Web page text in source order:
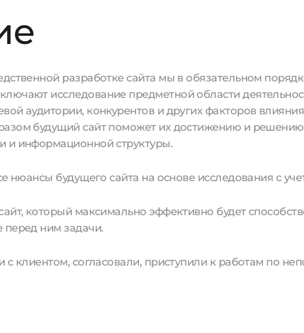
разработке сайта мы в обязательном
исследование предметной области
аудитории, конкурентов и других факторов
будущий сайт поможет их достижению и
и информационной структуры.
нюансы будущего сайта на основе исследования с
который максимально эффективно будет
перед ним задачи.
с клиентом, согласовали, приступили к работам по